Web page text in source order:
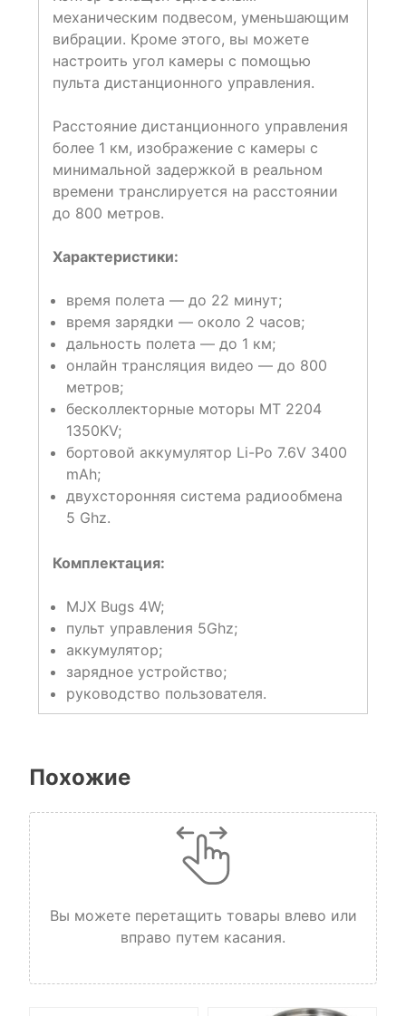
механическим подвесом, уменьшающим
вибрации. Кроме этого, вы можете
настроить угол камеры с помощью
пульта дистанционного управления.
Расстояние дистанционного управления
более 1 км, изображение с камеры с
минимальной задержкой в реальном
времени транслируется на расстоянии
до 800 метров.
Характеристики:
время полета — до 22 минут;
время зарядки — около 2 часов;
дальность полета — до 1 км;
онлайн трансляция видео — до 800
метров;
бесколлекторные моторы MT 2204
1350KV;
бортовой аккумулятор Li-Po 7.6V 3400
mAh;
двухсторонняя система радиообмена
5 Ghz.
Комплектация:
MJX Bugs 4W;
пульт управления 5Ghz;
аккумулятор;
зарядное устройство;
руководство пользователя.
Похожие
Вы можете перетащить товары влево или
вправо путем касания.